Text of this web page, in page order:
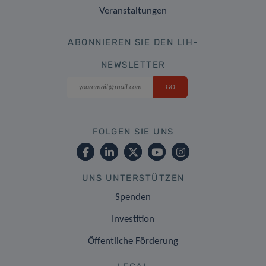
Veranstaltungen
ABONNIEREN SIE DEN LIH-
NEWSLETTER
FOLGEN SIE UNS
UNS UNTERSTÜTZEN
Spenden
Investition
Öffentliche Förderung